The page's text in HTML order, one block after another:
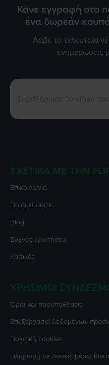
Κάνε εγγραφή στο
ένα δωρεάν
Λάβε τα τελευταία
ενημερώσεις
ΣΧΕΤΙΚΆ ΜΕ ΤΗΝ
Επικοινωνία
Ποιοι είμαστε
Blog
Συχνές ερωτήσεις
Κριτικές
ΧΡΉΣΙΜΟΙ
Όροι και προϋποθέσεις
Επεξεργασία δεδομένων
Πολιτική cookies
Πληρωμή σε δόσεις μέσω